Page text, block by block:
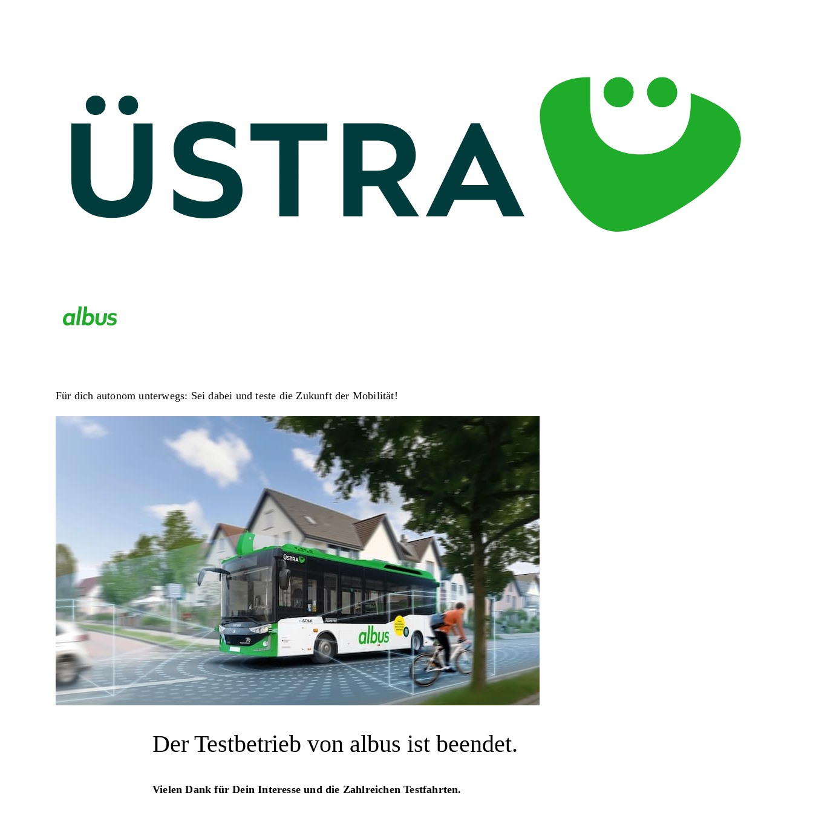
Für dich autonom unterwegs: Sei dabei und teste die Zukunft der Mobilität!
Der Testbetrieb von albus ist beendet.
Vielen Dank für Dein Interesse und die Zahlreichen Testfahrten.